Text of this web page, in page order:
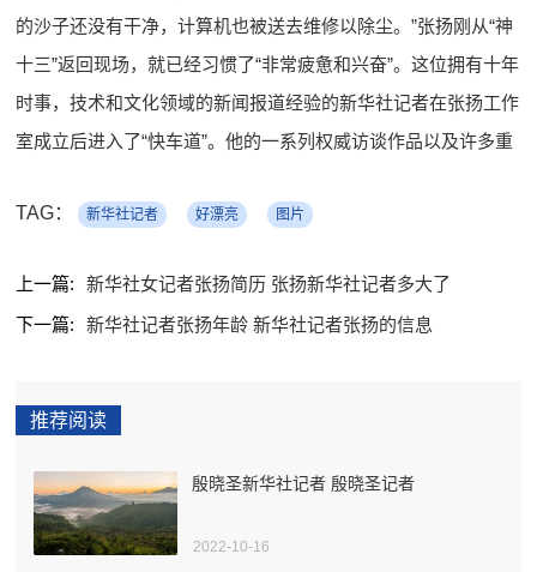
的沙子还没有干净，计算机也被送去维修以除尘。”张扬刚从“神
十三”返回现场，就已经习惯了“非常疲惫和兴奋”。这位拥有十年
时事，技术和文化领域的新闻报道经验的新华社记者在张扬工作
室成立后进入了“快车道”。他的一系列权威访谈作品以及许多重
TAG： 新华社记者 好漂亮 图片
上一篇:
新华社女记者张扬简历 张扬新华社记者多大了
下一篇:
新华社记者张扬年龄 新华社记者张扬的信息
推荐阅读
殷晓圣新华社记者 殷晓圣记者
2022-10-16